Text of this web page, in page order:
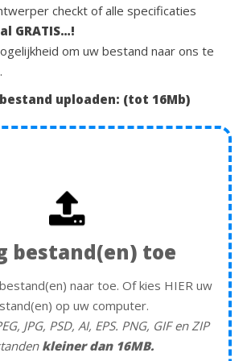
checkt of alle specificaties
GRATIS…!
om uw bestand naar ons te
uploaden: (tot 16Mb)
bestand(en) toe
naar toe. Of kies HIER uw
op uw computer.
JPG, PSD, AI, EPS. PNG, GIF en ZIP
kleiner dan 16MB.